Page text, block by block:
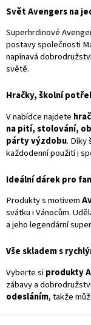
Svět Avengers na
Superhrdinové
postavy společnosti
napínavá
světě.
Hračky, školní
V nabídce najdete
na pití, stolování,
párty výzdobu. Díky
každodenní použití i
Ideální dárek pro
Produkty s motivem
svátku i Vánocům.
a jeho legendární
Vše skladem s
Vyberte si produkty
zábavy a
odesláním, takže